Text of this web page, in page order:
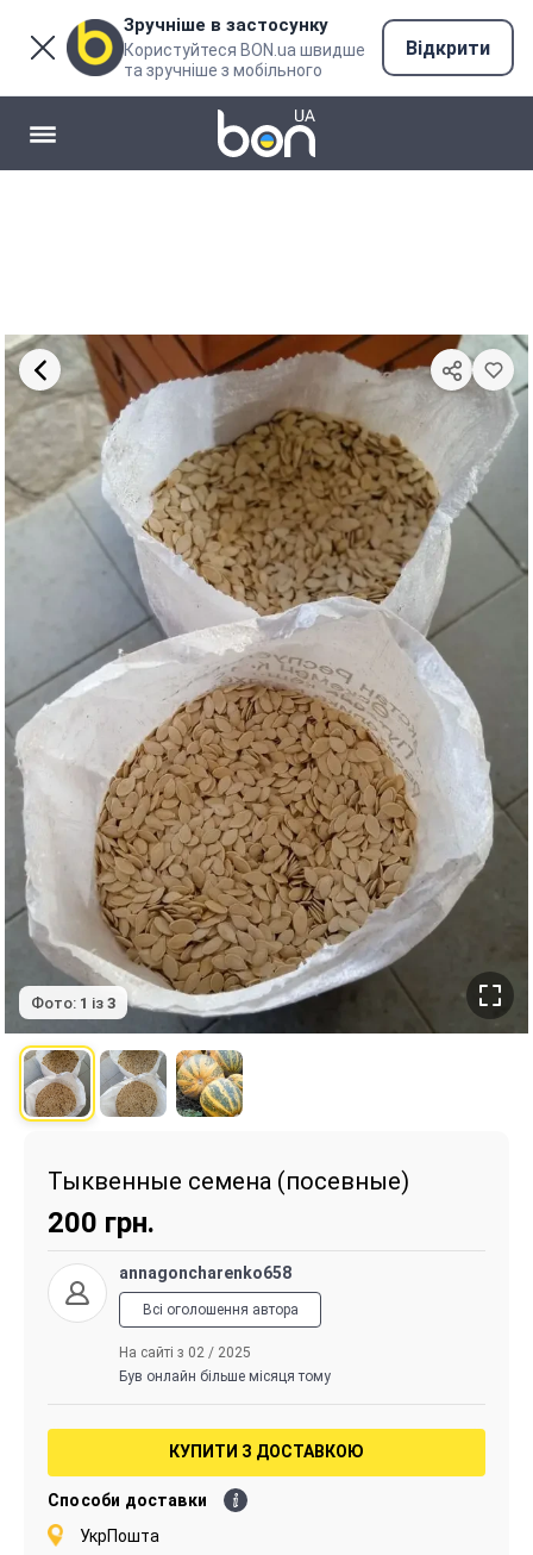
Зручніше в застосунку
Користуйтеся BON.ua швидше
та зручніше з мобільного
Відкрити
Фото: 1 із 3
Тыквенные семена (посевные)
200 грн.
annagoncharenko658
Всі оголошення автора
На сайті з 02 / 2025
Був онлайн більше місяця тому
КУПИТИ З ДОСТАВКОЮ
Способи доставки
УкрПошта